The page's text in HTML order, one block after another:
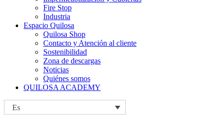
Fire Stop
Industria
Espacio Quilosa
Quilosa Shop
Contacto y Atención al cliente
Sostenibilidad
Zona de descargas
Noticias
Quiénes somos
QUILOSA ACADEMY
Es